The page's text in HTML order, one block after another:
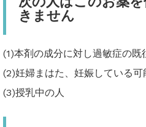
きません
(1)本剤の成分に対し過敏症の既
(2)妊婦まはた、妊娠している可
(3)授乳中の人